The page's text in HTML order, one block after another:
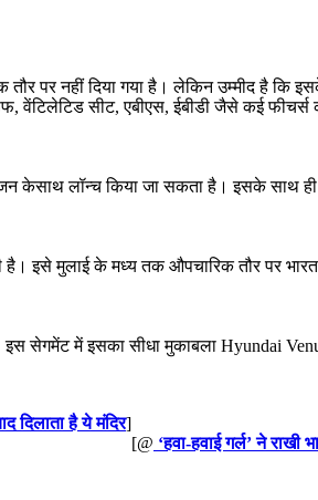
पर नहीं दिया गया है। लेकिन उम्मीद है
सीट, एबीएस, ईबीडी जैसे कई फीचर्स
केसाथ लॉन्च किया जा सकता है। इसके साथ
है। इसे मुलाई के मध्य तक औपचारिक तौर पर
इस सेगमेंट में इसका सीधा मुकाबला Hyundai
दिलाता है ये मंदिर]
[@ ‘हवा-हवाई गर्ल’ ने